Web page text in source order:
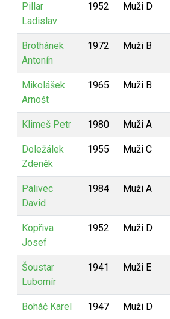
Pillar
Ladislav
1952 Muži D
Brothánek
Antonín
1972 Muži B
Mikolášek
Arnošt
1965 Muži B
Klimeš Petr 1980 Muži A
Doležálek
Zdeněk
1955 Muži C
Palivec
David
1984 Muži A
Kopřiva
Josef
1952 Muži D
Šoustar
Lubomír
1941 Muži E
Boháč Karel 1947 Muži D